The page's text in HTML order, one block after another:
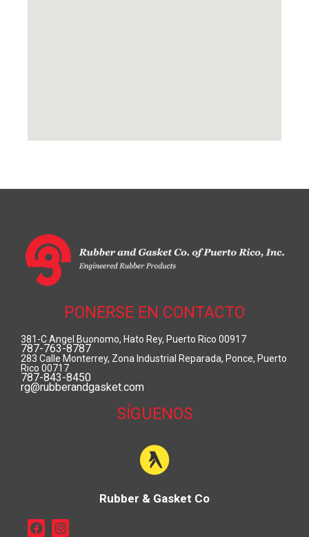
PONERSE EN CONTACTO
381-C Angel Buonomo, Hato Rey, Puerto Rico 00917
787-763-8787
283 Calle Monterrey, Zona Industrial Reparada, Ponce, Puerto
Rico 00717
787-843-8450
rg@rubberandgasket.com
SÍGUENOS
Rubber & Gasket Co